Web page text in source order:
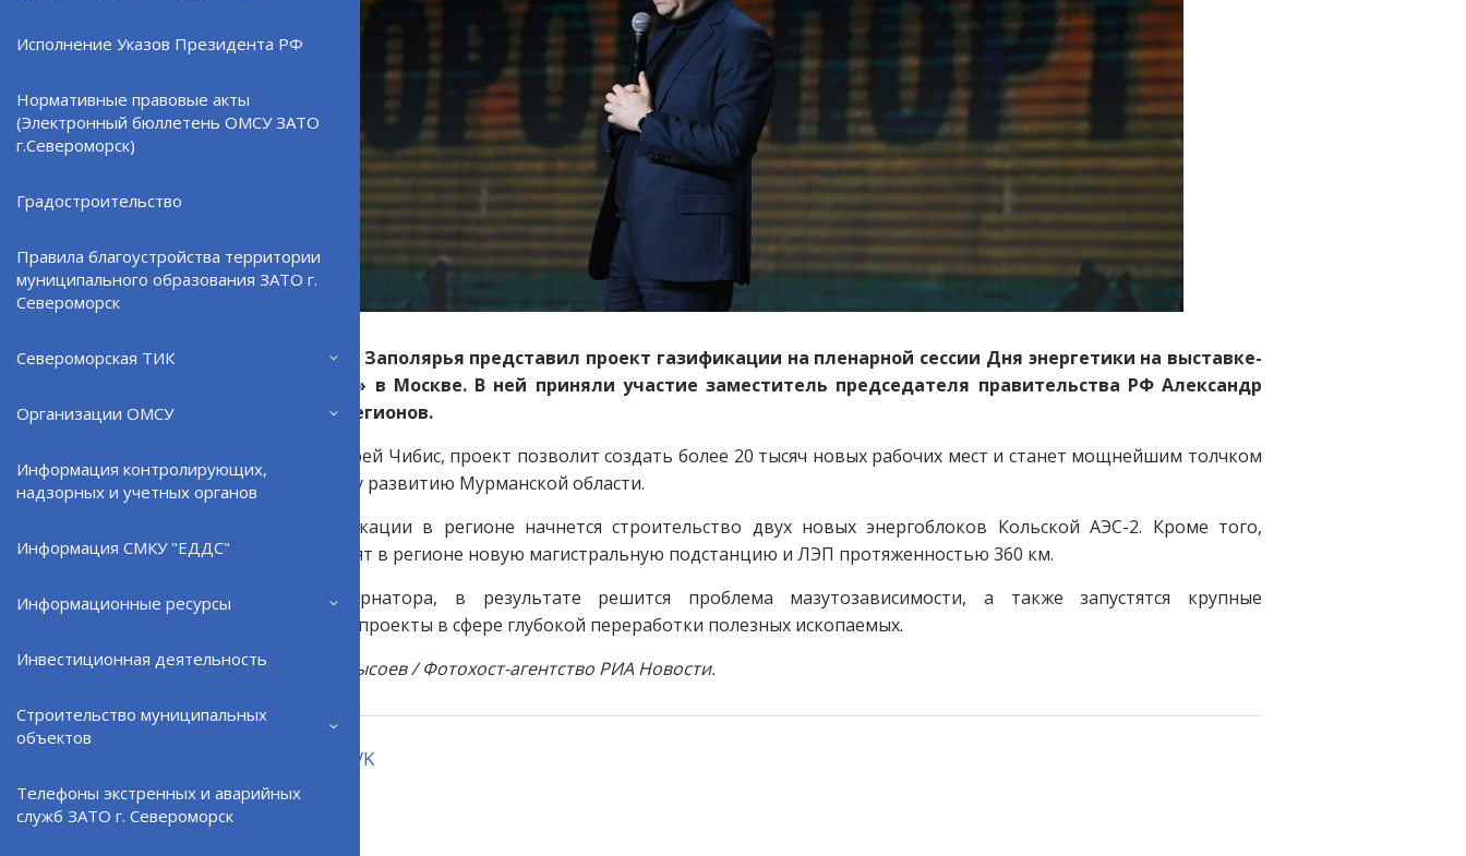
Исполнение Указов Президента РФ
Нормативные правовые акты
(Электронный бюллетень ОМСУ ЗАТО
г.Североморск)
Градостроительство
Правила благоустройства территории
муниципального образования ЗАТО г.
Североморск
Североморская ТИК
Организации ОМСУ
Информация контролирующих,
надзорных и учетных органов
Информация СМКУ "ЕДДС"
Информационные ресурсы
Инвестиционная деятельность
Строительство муниципальных
объектов
Телефоны экстренных и аварийных
служб ЗАТО г. Североморск
Глава Кольского Заполярья представил проект газификации на пленарной сессии Дня энергетики на выставке-
форуме «Россия» в Москве. В ней приняли участие заместитель председателя правительства РФ Александр
Новак и главы регионов.
Как отметил Андрей Чибис, проект позволит создать более 20 тысяч новых рабочих мест и станет мощнейшим толчком
к экономическому развитию Мурманской области.
В рамках газификации в регионе начнется строительство двух новых энергоблоков Кольской АЭС-2. Кроме того,
«Россети» построят в регионе новую магистральную подстанцию и ЛЭП протяженностью 360 км.
По словам губернатора, в результате решится проблема мазутозависимости, а также запустятся крупные
инвестиционные проекты в сфере глубокой переработки полезных ископаемых.
Фото: Григорий Сысоев / Фотохост-агентство РИА Новости.
VK